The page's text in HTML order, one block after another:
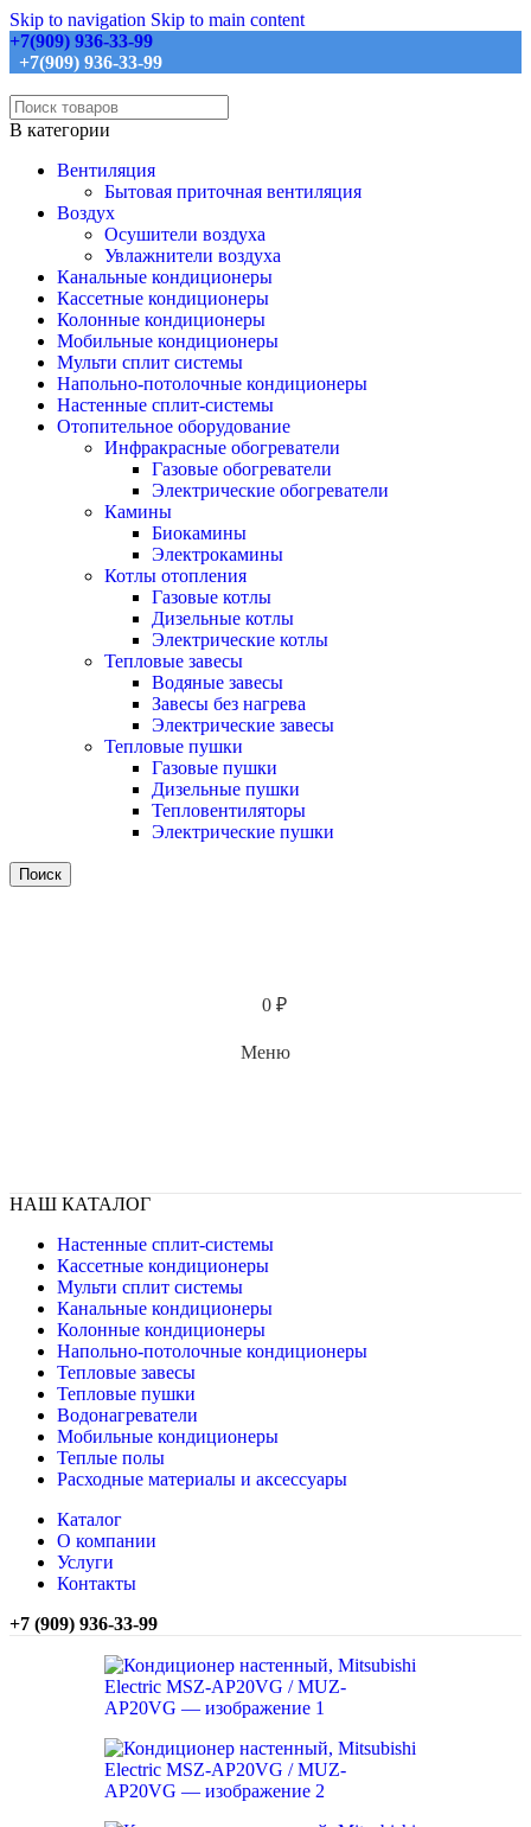
Skip to navigation Skip to main content
+7(909) 936-33-99
+7(909) 936-33-99
В категории
Вентиляция
Бытовая приточная вентиляция
Воздух
Осушители воздуха
Увлажнители воздуха
Канальные кондиционеры
Кассетные кондиционеры
Колонные кондиционеры
Мобильные кондиционеры
Мульти сплит системы
Напольно-потолочные кондиционеры
Настенные сплит-системы
Отопительное оборудование
Инфракрасные обогреватели
Газовые обогреватели
Электрические обогреватели
Камины
Биокамины
Электрокамины
Котлы отопления
Газовые котлы
Дизельные котлы
Электрические котлы
Тепловые завесы
Водяные завесы
Завесы без нагрева
Электрические завесы
Тепловые пушки
Газовые пушки
Дизельные пушки
Тепловентиляторы
Электрические пушки
Поиск
0 ₽
Меню
НАШ КАТАЛОГ
Настенные сплит-системы
Кассетные кондиционеры
Мульти сплит системы
Канальные кондиционеры
Колонные кондиционеры
Напольно-потолочные кондиционеры
Тепловые завесы
Тепловые пушки
Водонагреватели
Мобильные кондиционеры
Теплые полы
Расходные материалы и аксессуары
Каталог
О компании
Услуги
Контакты
+7 (909) 936-33-99